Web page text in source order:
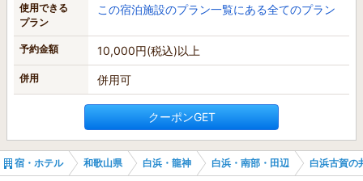
使用できる
プラン
この宿泊施設のプラン一覧にある全てのプラン
予約金額 10,000円(税込)以上
併用 併用可
クーポンGET
宿・ホテル 和歌山県 白浜・龍神 白浜・南部・田辺 白浜古賀の